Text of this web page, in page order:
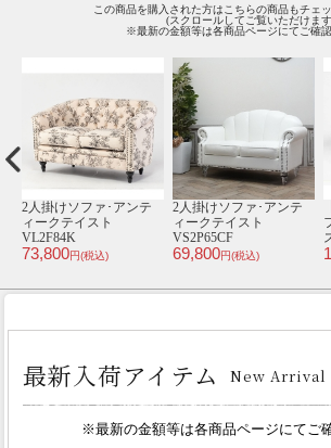
この商品を購入された方はこちらの商品もチェ
(スクロールしてご覧いただけま
※最新の金額等は各商品ページにてご確
2人掛けソファ･アンテ
ィークテイスト
VL2F84K
73,800円(税込)
2人掛けソファ･アンテ
ィークテイスト
VS2P65CF
69,800円(税込)